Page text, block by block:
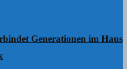
Generationen im Haus